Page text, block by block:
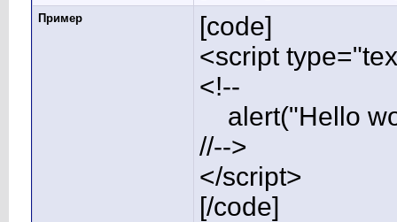
Пример
[code]
<script
<!--
alert("Hello
//-->
</script>
[/code]